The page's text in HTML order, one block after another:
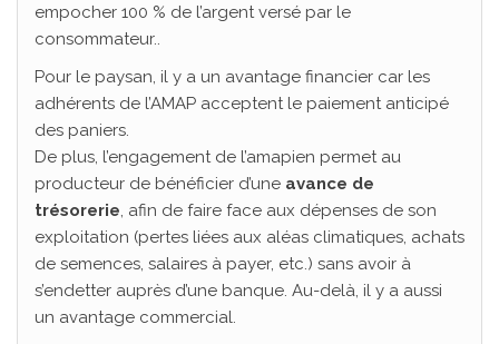
empocher 100 % de l’argent versé par le
consommateur..
Pour le paysan, il y a un avantage financier car les
adhérents de l’AMAP acceptent le paiement anticipé
des paniers.
De plus, l’engagement de l’amapien permet au
producteur de bénéficier d’une avance de
trésorerie, afin de faire face aux dépenses de son
exploitation (pertes liées aux aléas climatiques, achats
de semences, salaires à payer, etc.) sans avoir à
s’endetter auprès d’une banque. Au-delà, il y a aussi
un avantage commercial.